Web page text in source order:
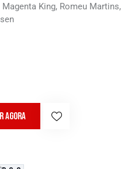
King, Romeu Martins,
AGORA